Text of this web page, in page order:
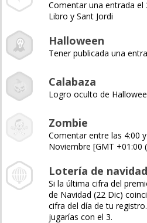
Comentar una entrada el
Libro y Sant Jordi
Halloween
Tener publicada una
Calabaza
Logro oculto de
Zombie
Comentar entre las 4:00
Noviembre [GMT +01:00
Lotería de navidad
Si la última cifra del
de Navidad (22 Dic)
cifra del día de tu
jugarías con el 3.